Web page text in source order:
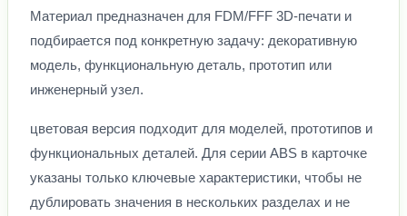
Материал предназначен для FDM/FFF 3D-печати и
подбирается под конкретную задачу: декоративную
модель, функциональную деталь, прототип или
инженерный узел.
цветовая версия подходит для моделей, прототипов и
функциональных деталей. Для серии ABS в карточке
указаны только ключевые характеристики, чтобы не
дублировать значения в нескольких разделах и не